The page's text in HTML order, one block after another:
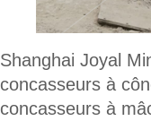
Shanghai Joyal
concasseurs à
concasseurs à